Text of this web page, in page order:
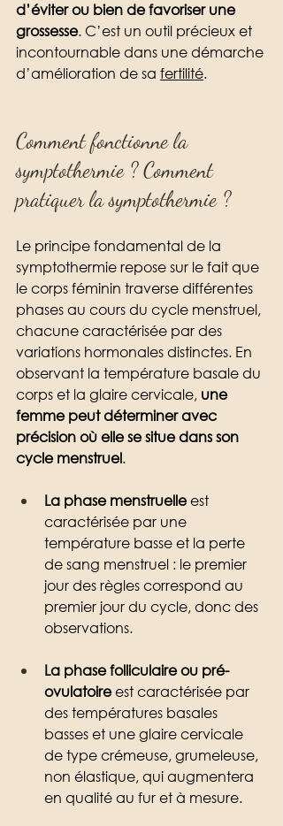
d’éviter ou bien de favoriser une
grossesse. C’est un outil précieux et
incontournable dans une démarche
d’amélioration de sa fertilité.
Comment fonctionne la
symptothermie ? Comment
pratiquer la symptothermie ?
Le principe fondamental de la
symptothermie repose sur le fait que
le corps féminin traverse différentes
phases au cours du cycle menstruel,
chacune caractérisée par des
variations hormonales distinctes. En
observant la température basale du
corps et la glaire cervicale, une
femme peut déterminer avec
précision où elle se situe dans son
cycle menstruel.
La phase menstruelle est
caractérisée par une
température basse et la perte
de sang menstruel : le premier
jour des règles correspond au
premier jour du cycle, donc des
observations.
La phase folliculaire ou pré-
ovulatoire est caractérisée par
des températures basales
basses et une glaire cervicale
de type crémeuse, grumeleuse,
non élastique, qui augmentera
en qualité au fur et à mesure.